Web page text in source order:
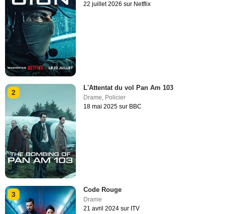
22 juillet 2026 sur Netflix
2
L'Attentat du vol Pan Am 103
Drame Policier
18 mai 2025 sur BBC
3
Code Rouge
Drame
21 avril 2024 sur ITV